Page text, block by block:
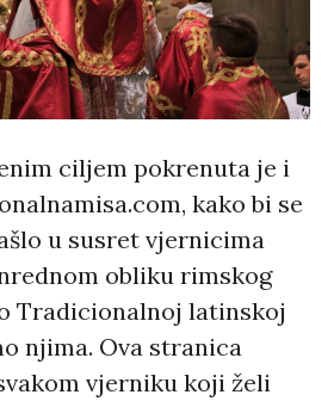
ciljem pokrenuta je i
kako bi se
u susret vjernicima
obliku rimskog
Tradicionalnoj latinskoj
njima. Ova stranica
vjerniku koji želi